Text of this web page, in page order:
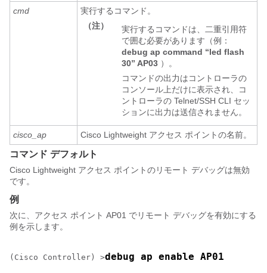
cmd
実行するコマンド。
（注）
実行するコマンドは、二重引用符
で囲む必要があります（例：
debug ap command “led flash
30” AP03 ）。
コマンドの出力はコントローラの
コンソール上だけに表示され、コ
ントローラの Telnet/SSH CLI セッ
ションに出力は送信されません。
cisco_ap Cisco Lightweight アクセス ポイントの名前。
コマンド デフォルト
Cisco Lightweight アクセス ポイントのリモート デバッグは無効
です。
例
次に、アクセス ポイント AP01 でリモート デバッグを有効にする
例を示します。
(Cisco Controller) >debug ap enable AP01